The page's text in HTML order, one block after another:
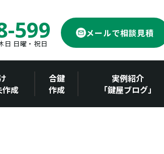
599
日 日曜・祝日
メールで相談見積
作成
合鍵
作成
実例紹介
「鍵屋ブログ」